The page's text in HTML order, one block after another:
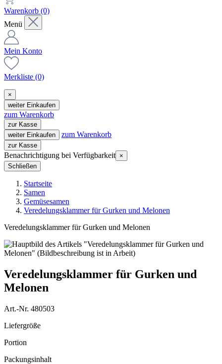
Warenkorb (0)
Menü
Mein Konto
Merkliste (0)
×
weiter Einkaufen
zum Warenkorb
zur Kasse
weiter Einkaufen
zum Warenkorb
zur Kasse
Benachrichtigung bei Verfügbarkeit ×
Schließen
Startseite
Samen
Gemüsesamen
Veredelungsklammer für Gurken und Melonen
Veredelungsklammer für Gurken und Melonen
Veredelungsklammer für Gurken und
Melonen
Art.-Nr. 480503
Liefergröße
Portion
Packungsinhalt